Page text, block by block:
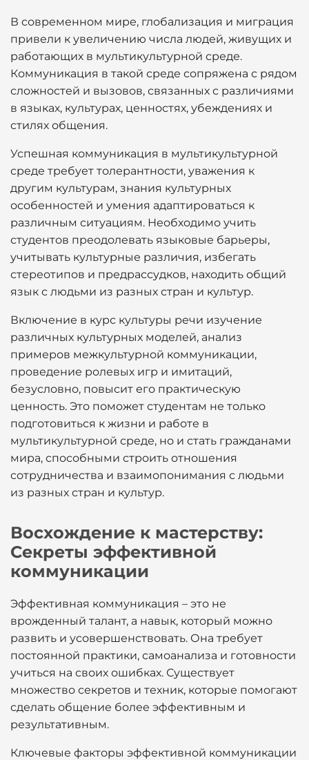
В современном мире, глобализация и миграция
привели к увеличению числа людей, живущих и
работающих в мультикультурной среде.
Коммуникация в такой среде сопряжена с рядом
сложностей и вызовов, связанных с различиями
в языках, культурах, ценностях, убеждениях и
стилях общения.
Успешная коммуникация в мультикультурной
среде требует толерантности, уважения к
другим культурам, знания культурных
особенностей и умения адаптироваться к
различным ситуациям. Необходимо учить
студентов преодолевать языковые барьеры,
учитывать культурные различия, избегать
стереотипов и предрассудков, находить общий
язык с людьми из разных стран и культур.
Включение в курс культуры речи изучение
различных культурных моделей, анализ
примеров межкультурной коммуникации,
проведение ролевых игр и имитаций,
безусловно, повысит его практическую
ценность. Это поможет студентам не только
подготовиться к жизни и работе в
мультикультурной среде, но и стать гражданами
мира, способными строить отношения
сотрудничества и взаимопонимания с людьми
из разных стран и культур.
Восхождение к мастерству:
Секреты эффективной
коммуникации
Эффективная коммуникация – это не
врожденный талант, а навык, который можно
развить и усовершенствовать. Она требует
постоянной практики, самоанализа и готовности
учиться на своих ошибках. Существует
множество секретов и техник, которые помогают
сделать общение более эффективным и
результативным.
Ключевые факторы эффективной коммуникации